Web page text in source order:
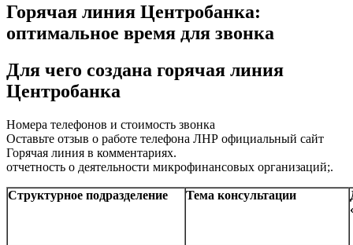
Горячая линия Центробанка:
оптимальное время для звонка
Для чего создана горячая линия
Центробанка
Номера телефонов и стоимость звонка
Оставьте отзыв о работе телефона ЛНР официальный сайт
Горячая линия в комментариях.
отчетность о деятельности микрофинансовых организаций;.
Структурное подразделение Тема консультации